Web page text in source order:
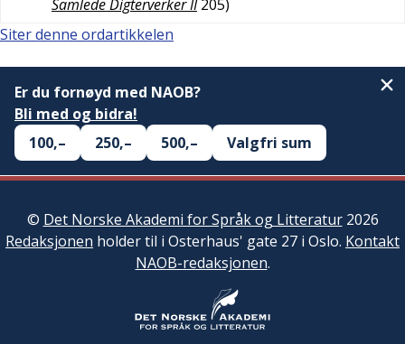
Samlede Digterverker II 205)
Siter denne ordartikkelen
Er du fornøyd med NAOB?
Bli med og bidra!
100,–
250,– 500,– Valgfri sum
© Det Norske Akademi for Språk og Litteratur2026
Redaksjonen holder til i Osterhaus' gate 27 i Oslo. Kontakt
NAOB-redaksjonen.